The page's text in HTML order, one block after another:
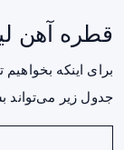
قطره آهن
برای اینکه
جدول زیر می‌تواند